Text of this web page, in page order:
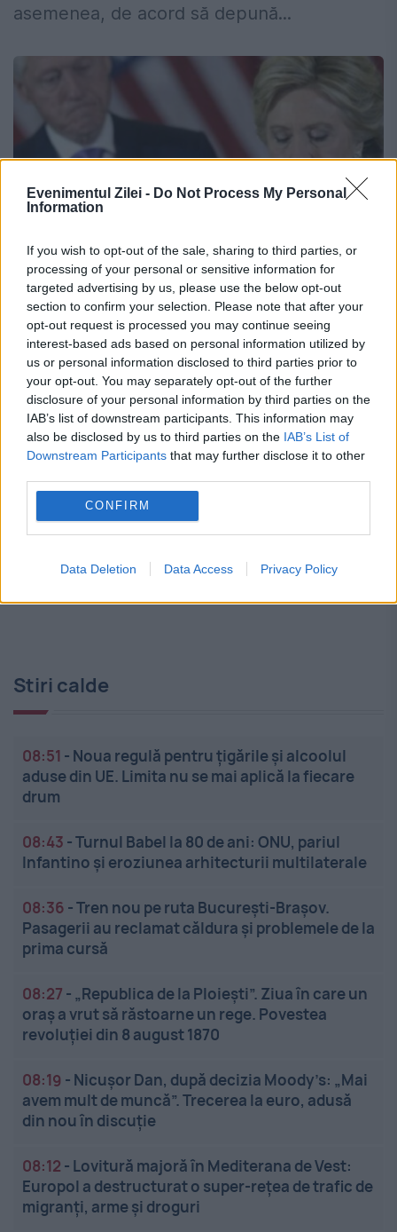
Evenimentul Zilei - Do Not Process My Personal
Information
If you wish to opt-out of the sale, sharing to third parties, or
processing of your personal or sensitive information for
targeted advertising by us, please use the below opt-out
section to confirm your selection. Please note that after your
opt-out request is processed you may continue seeing
interest-based ads based on personal information utilized by
us or personal information disclosed to third parties prior to
your opt-out. You may separately opt-out of the further
disclosure of your personal information by third parties on the
IAB’s list of downstream participants. This information may
also be disclosed by us to third parties on the IAB’s List of
Downstream Participants that may further disclose it to other
CONFIRM
Data Deletion Data Access Privacy Policy
asemenea, de acord să depună...
Soții Clinton, de acord să depună
mărturie despre legăturile cu Epstein,
de frica acuzațiilor de sfidare
3 FEBRUARIE 2026
Fostul președinte american Bill Clinton și
soția sa, Hillary Clinton, fost secretar de
stat, au fost de acord să depună mărturie
în ancheta Congresului privind defunctul
Stiri calde
08:51 - Noua regulă pentru țigările și alcoolul
aduse din UE. Limita nu se mai aplică la fiecare
drum
08:43 -Turnul Babel la 80 de ani: ONU, pariul
Infantino și eroziunea arhitecturii multilaterale
08:36 -Tren nou pe ruta București-Brașov.
Pasagerii au reclamat căldura și problemele de la
prima cursă
08:27 - „Republica de la Ploiești”. Ziua în care un
oraș a vrut să răstoarne un rege. Povestea
revoluției din 8 august 1870
08:19 - Nicușor Dan, după decizia Moody’s: „Mai
avem mult de muncă”. Trecerea la euro, adusă
din nou în discuție
08:12 - Lovitură majoră în Mediterana de Vest:
Europol a destructurat o super-rețea de trafic de
migranți, arme și droguri